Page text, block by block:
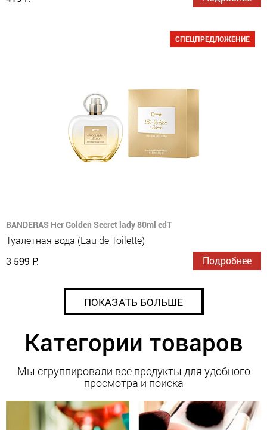
СПЕЦПРЕДЛОЖЕНИЕ
BANDERAS Her Golden Secret lady 80ml edT
Туалетная вода (Eau de Toilette)
3 599 Р.
Подробнее
ПОКАЗАТЬ БОЛЬШЕ
Категории товаров
Мы сгруппировали все продукты для удобного
просмотра и поиска